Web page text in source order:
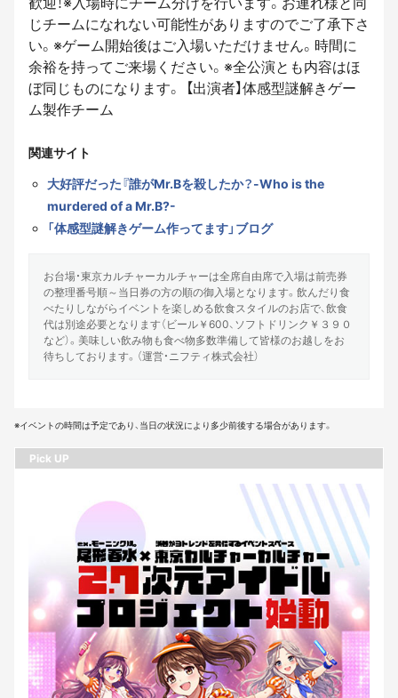
じチームになれない可能性がありますのでご了承下さ
い。※ゲーム開始後はご入場いただけません。時間に
余裕を持ってご来場ください。※全公演とも内容はほ
ぼ同じものになります。 【出演者】体感型謎解きゲー
ム製作チーム
関連サイト
大好評だった『誰がMr.Bを殺したか？-Who is the
murdered of a Mr.B?-
「体感型謎解きゲーム作ってます」ブログ
お台場・東京カルチャーカルチャーは全席自由席で入場は前売券
の整理番号順～当日券の方の順の御入場となります。飲んだり食
べたりしながらイベントを楽しめる飲食スタイルのお店で、飲食
代は別途必要となります（ビール￥600、ソフトドリンク￥３９０
など）。美味しい飲み物も食べ物多数準備して皆様のお越しをお
待ちしております。（運営・ニフティ株式会社）
※イベントの時間は予定であり、当日の状況により多少前後する場合があります。
Pick UP